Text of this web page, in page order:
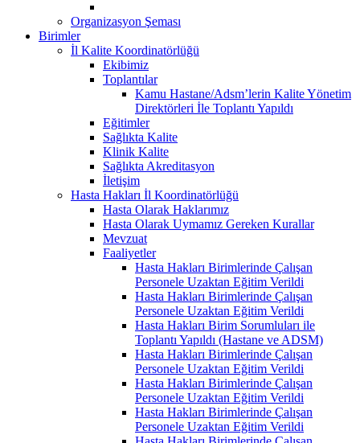
Organizasyon Şeması
Birimler
İl Kalite Koordinatörlüğü
Ekibimiz
Toplantılar
Kamu Hastane/Adsm’lerin Kalite Yönetim
Direktörleri İle Toplantı Yapıldı
Eğitimler
Sağlıkta Kalite
Klinik Kalite
Sağlıkta Akreditasyon
İletişim
Hasta Hakları İl Koordinatörlüğü
Hasta Olarak Haklarımız
Hasta Olarak Uymamız Gereken Kurallar
Mevzuat
Faaliyetler
Hasta Hakları Birimlerinde Çalışan
Personele Uzaktan Eğitim Verildi
Hasta Hakları Birimlerinde Çalışan
Personele Uzaktan Eğitim Verildi
Hasta Hakları Birim Sorumluları ile
Toplantı Yapıldı (Hastane ve ADSM)
Hasta Hakları Birimlerinde Çalışan
Personele Uzaktan Eğitim Verildi
Hasta Hakları Birimlerinde Çalışan
Personele Uzaktan Eğitim Verildi
Hasta Hakları Birimlerinde Çalışan
Personele Uzaktan Eğitim Verildi